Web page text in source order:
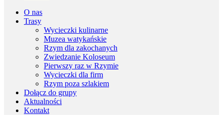
O nas
Trasy
Wycieczki kulinarne
Muzea watykańskie
Rzym dla zakochanych
Zwiedzanie Koloseum
Pierwszy raz w Rzymie
Wycieczki dla firm
Rzym poza szlakiem
Dołącz do grupy
Aktualności
Kontakt